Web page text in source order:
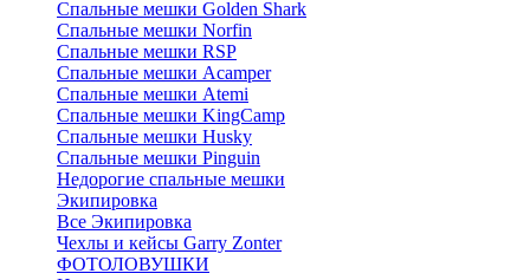
Спальные мешки Golden Shark
Спальные мешки Norfin
Спальные мешки RSP
Спальные мешки Acamper
Спальные мешки Atemi
Спальные мешки KingCamp
Спальные мешки Husky
Спальные мешки Pinguin
Недорогие спальные мешки
Экипировка
Все Экипировка
Чехлы и кейсы Garry Zonter
ФОТОЛОВУШКИ